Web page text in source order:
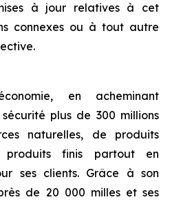
à jour relatives à cet
connexes ou à tout autre
en acheminant
plus de 300 millions
naturelles, de produits
finis partout en
ses clients. Grâce à son
de 20 000 milles et ses